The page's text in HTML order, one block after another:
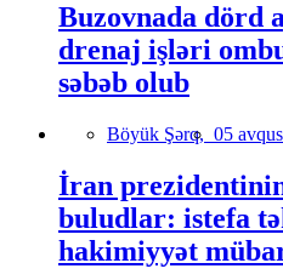
Buzovnada dörd
drenaj işləri
səbəb olub
Böyük Şərq, 05
İran
buludlar: istefa
hakimiyyət